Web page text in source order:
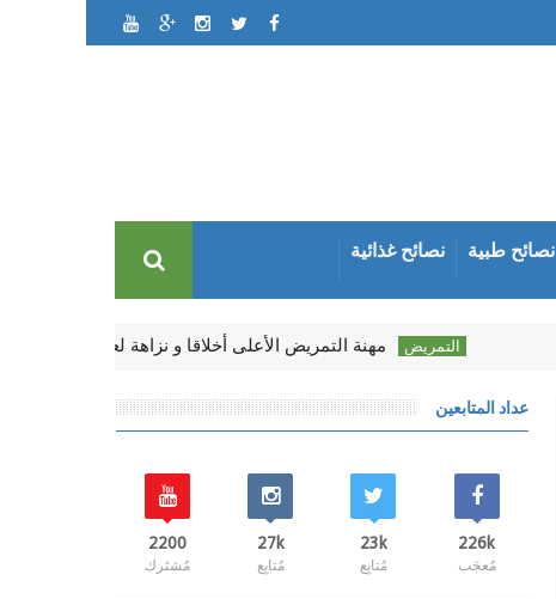
نصائح طبية نصائح غذائية
مهنة التمريض اﻷعلى أخلاقا و نزاهة لعام 2017 - منظمة Gallup
عداد المتابعين
226k
مُعجَب
23k
مُتابِع
27k
مُتابِع
2200
مُشتَرك